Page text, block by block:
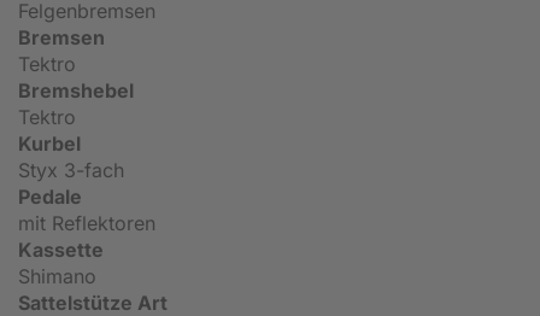
Felgenbremsen
Bremsen
Tektro
Bremshebel
Tektro
Kurbel
Styx 3-fach
Pedale
mit Reflektoren
Kassette
Shimano
Sattelstütze Art